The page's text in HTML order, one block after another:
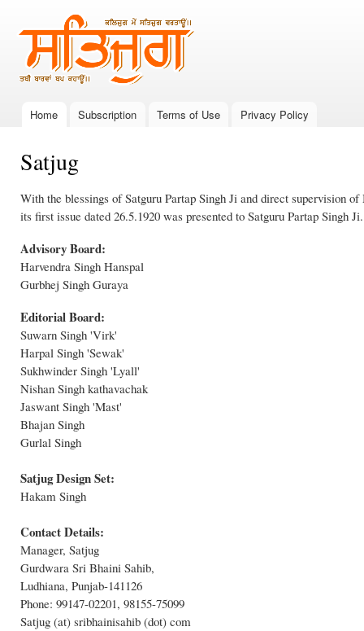
ਸਤਿਜੁਗ
ਕਲਿਜੁਗ ਮੇਂ
ਸਤਿਜੁਗ
ਵਰਤਾਊਂ।।
ਕਹਾਊਂ।।
Main menu
Home Subscription Terms of Use Privacy Policy
Satjug
With the blessings of Satguru Partap Singh Ji and direct supervision
its first issue dated 26.5.1920 was presented to Satguru Partap Singh Ji.
Advisory Board:
Harvendra Singh Hanspal
Gurbhej Singh Guraya
Editorial Board:
Suwarn Singh 'Virk'
Harpal Singh 'Sewak'
Sukhwinder Singh 'Lyall'
Nishan Singh kathavachak
Jaswant Singh 'Mast'
Bhajan Singh
Gurlal Singh
Satjug Design Set:
Hakam Singh
Contact Details:
Manager, Satjug
Gurdwara Sri Bhaini Sahib,
Ludhiana, Punjab-141126
Phone: 99147-02201, 98155-75099
Satjug (at) sribhainisahib (dot) com